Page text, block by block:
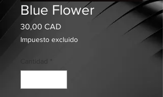
Blue Flower
30,00 CADPrecio
Impuesto excluido
*